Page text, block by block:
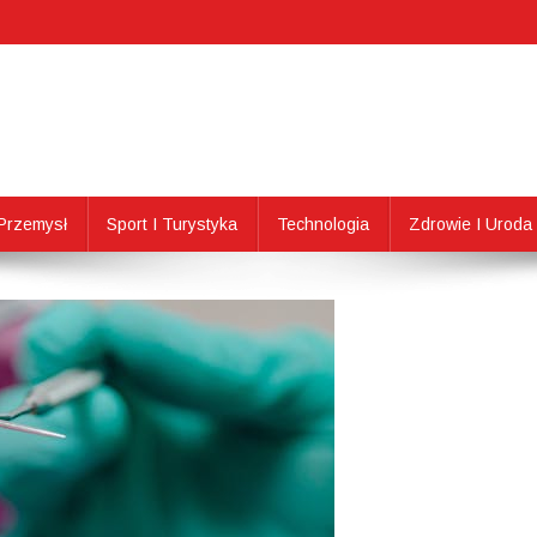
Sport I Turystyka Technologia Zdrowie I Uroda